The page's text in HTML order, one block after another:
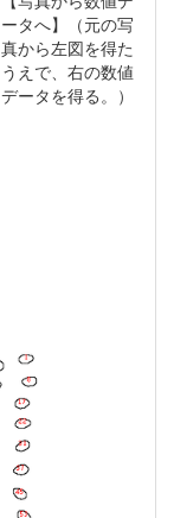
ータへ】（元の写
真から左図を得た
うえで、右の数値
データを得る。）